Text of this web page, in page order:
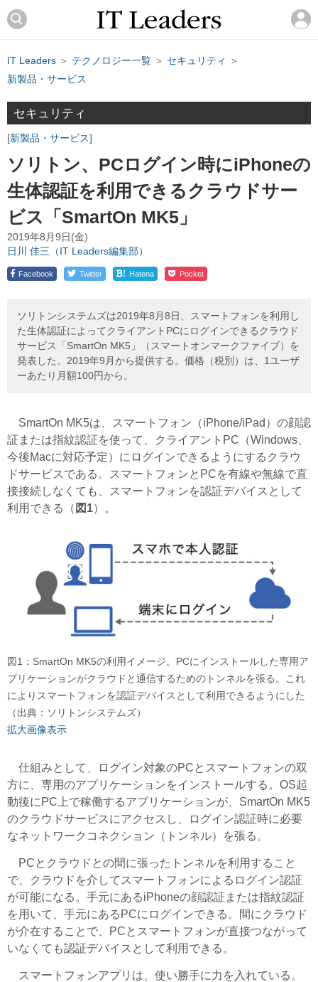
IT Leaders ＞ テクノロジー一覧 ＞ セキュリティ
＞
新製品・サービス
セキュリティ
新製品・サービス
ソリトン、PCログイン時にiPhoneの
生体認証を利用できるクラウドサー
ビス「SmartOn MK5」
2019年8月9日(金)
日川 佳三（IT Leaders編集部）
Facebook Twitter ! Hatena Pocket
ソリトンシステムズは2019年8月8日、スマートフォンを利用し
た生体認証によってクライアントPCにログインできるクラウド
サービス「SmartOn MK5」（スマートオンマークファイブ）を
発表した。2019年9月から提供する。価格（税別）は、1ユーザ
ーあたり月額100円から。
SmartOn MK5は、スマートフォン（iPhone/iPad）の顔認
証または指紋認証を使って、クライアントPC（Windows、
今後Macに対応予定）にログインできるようにするクラウ
ドサービスである。スマートフォンとPCを有線や無線で直
接接続しなくても、スマートフォンを認証デバイスとして
利用できる（ 図1）。
図1：SmartOn MK5の利用イメージ。PCにインストールした専用ア
プリケーションがクラウドと通信するためのトンネルを張る。これ
によりスマートフォンを認証デバイスとして利用できるようにした
（出典：ソリトンシステムズ）
拡大画像表示
仕組みとして、ログイン対象のPCとスマートフォンの双
方に、専用のアプリケーションをインストールする。OS起
動後にPC上で稼働するアプリケーションが、SmartOn MK5
のクラウドサービスにアクセスし、ログイン認証時に必要
なネットワークコネクション（トンネル）を張る。
PCとクラウドとの間に張ったトンネルを利用すること
で、クラウドを介してスマートフォンによるログイン認証
が可能になる。手元にあるiPhoneの顔認証または指紋認証
を用いて、手元にあるPCにログインできる。間にクラウド
が介在することで、PCとスマートフォンが直接つながって
いなくても認証デバイスとして利用できる。
スマートフォンアプリは、使い勝手に力を入れている。